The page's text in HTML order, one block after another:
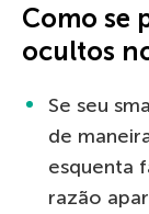
Como se
ocultos
Se seu
de
esquenta
razão